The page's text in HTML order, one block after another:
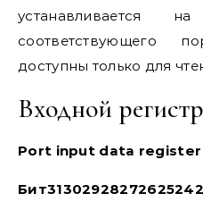
устанавливается
соответствующего
доступны только для
Входной регистр
Port input data register
Бит3130292827262524